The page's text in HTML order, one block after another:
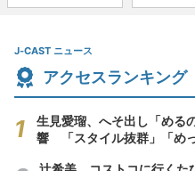
J-CAST ニュース
アクセスランキング
生見愛瑠、へそ出し「める
響 「スタイル抜群」「め